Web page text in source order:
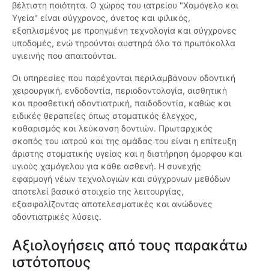
βέλτιστη ποιότητα. Ο χώρος του ιατρείου "Χαμόγελο και
Υγεία" είναι σύγχρονος, άνετος και φιλικός,
εξοπλισμένος με προηγμένη τεχνολογία και σύγχρονες
υποδομές, ενώ τηρούνται αυστηρά όλα τα πρωτόκολλα
υγιεινής που απαιτούνται.
Οι υπηρεσίες που παρέχονται περιλαμβάνουν οδοντική
χειρουργική, ενδοδοντία, περιοδοντολογία, αισθητική
και προσθετική οδοντιατρική, παιδοδοντία, καθώς και
ειδικές θεραπείες όπως στοματικός έλεγχος,
καθαρισμός και λεύκανση δοντιών. Πρωταρχικός
σκοπός του ιατρού και της ομάδας του είναι η επίτευξη
άριστης στοματικής υγείας και η διατήρηση όμορφου και
υγιούς χαμόγελου για κάθε ασθενή. Η συνεχής
εφαρμογή νέων τεχνολογιών και σύγχρονων μεθόδων
αποτελεί βασικό στοιχείο της λειτουργίας,
εξασφαλίζοντας αποτελεσματικές και ανώδυνες
οδοντιατρικές λύσεις.
Αξιολογήσεις από τους παρακάτω
ιστότοπους